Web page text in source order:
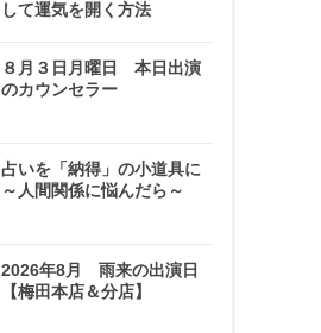
して運気を開く方法
８月３日月曜日 本日出演
のカウンセラー
占いを「納得」の小道具に
～人間関係に悩んだら～
2026年8月 雨来の出演日
【梅田本店＆分店】